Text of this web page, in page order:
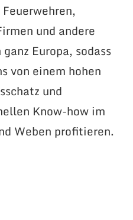
und andere
Europa, sodass
von einem hohen
und
Know-how im
Weben profitieren.